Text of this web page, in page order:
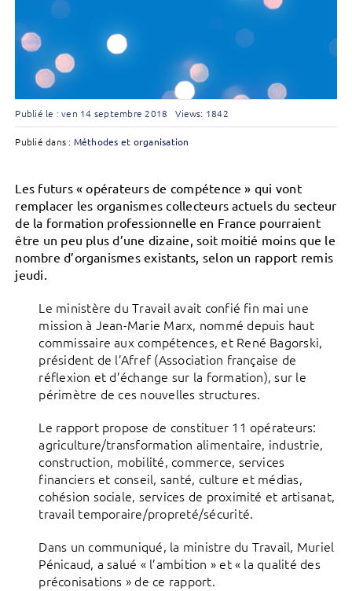
Publié le : ven 14 septembre 2018 Views: 1842
Publié dans : Méthodes et organisation
Les futurs « opérateurs de compétence » qui vont
remplacer les organismes collecteurs actuels du secteur
de la formation professionnelle en France pourraient
être un peu plus d’une dizaine, soit moitié moins que le
nombre d’organismes existants, selon un rapport remis
jeudi.
Le ministère du Travail avait confié fin mai une
mission à Jean-Marie Marx, nommé depuis haut
commissaire aux compétences, et René Bagorski,
président de l’Afref (Association française de
réflexion et d’échange sur la formation), sur le
périmètre de ces nouvelles structures.
Le rapport propose de constituer 11 opérateurs:
agriculture/transformation alimentaire, industrie,
construction, mobilité, commerce, services
financiers et conseil, santé, culture et médias,
cohésion sociale, services de proximité et artisanat,
travail temporaire/propreté/sécurité.
Dans un communiqué, la ministre du Travail, Muriel
Pénicaud, a salué « l’ambition » et « la qualité des
préconisations » de ce rapport.